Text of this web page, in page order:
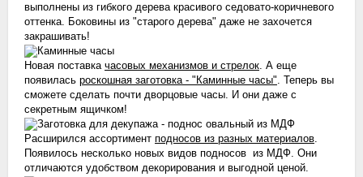
выполнены из гибкого дерева красивого седовато-коричневого
оттенка. Боковины из "старого дерева" даже не захочется
закрашивать!
Новая поставка часовых механизмов и стрелок. А еще
появилась роскошная заготовка - "Каминные часы". Теперь вы
сможете сделать почти дворцовые часы. И они даже с
секретным ящичком!
Расширился ассортимент подносов из разных материалов.
Появилось несколько новых видов подносов из МДФ. Они
отличаются удобством декорирования и выгодной ценой.